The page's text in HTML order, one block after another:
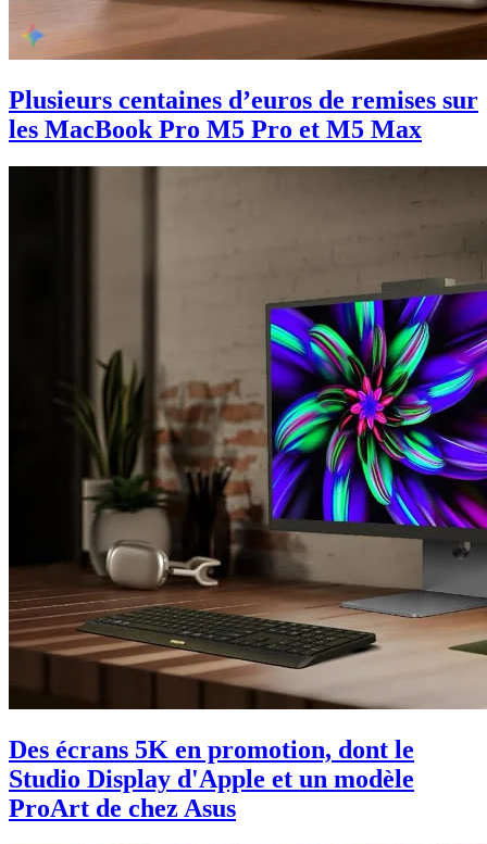
Plusieurs centaines d’euros de remises sur
les MacBook Pro M5 Pro et M5 Max
Des écrans 5K en promotion, dont le
Studio Display d'Apple et un modèle
ProArt de chez Asus